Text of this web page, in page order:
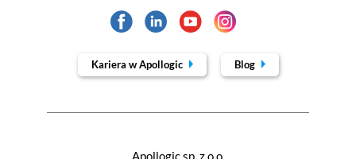
Apollogic sp. z o.o.
Kariera w Apollogic Blog